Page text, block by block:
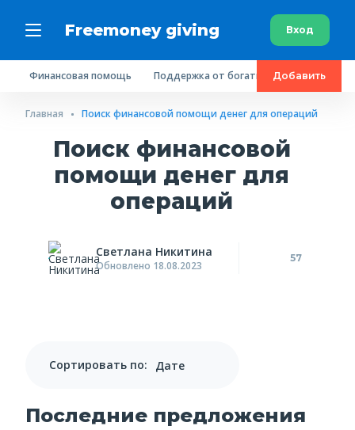
Freemoney giving Вход
Финансовая помощь Поддержка от богатых людей
Добавить
Главная Поиск финансовой помощи денег для операций
Поиск финансовой
помощи денег для
операций
Светлана Никитина
Обновлено 18.08.2023
57
Сортировать по:
Последние предложения